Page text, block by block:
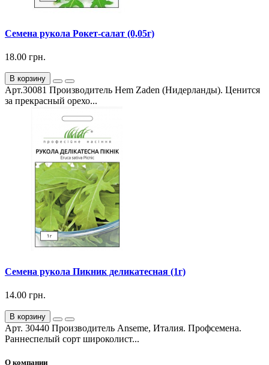
Семена рукола Рокет-салат (0,05г)
18.00 грн.
В корзину
Арт.30081 Производитель Hem Zaden (Нидерланды). Ценится
за прекрасный орехо...
Семена рукола Пикник деликатесная (1г)
14.00 грн.
В корзину
Арт. 30440 Производитель Anseme, Италия. Профсемена.
Раннеспелый сорт широколист...
О компании